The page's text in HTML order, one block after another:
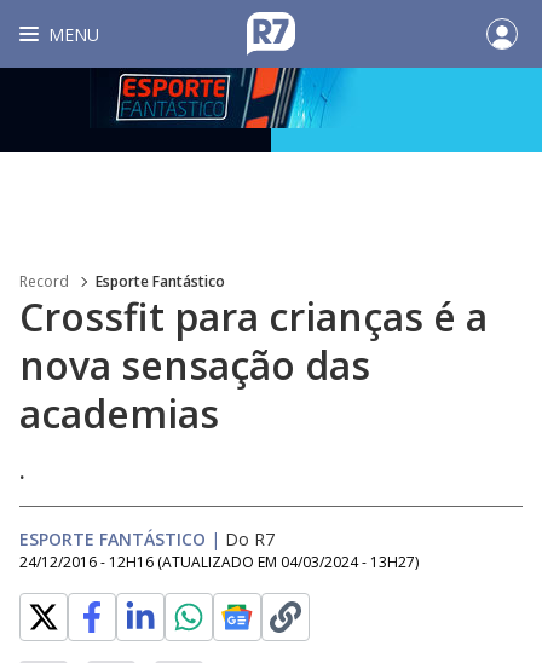
MENU
Record Esporte Fantástico
Crossfit para crianças é a
nova sensação das
academias
.
ESPORTE FANTÁSTICO | Do R7
24/12/2016 - 12H16 (ATUALIZADO EM 04/03/2024 - 13H27)